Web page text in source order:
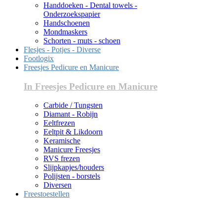
Handdoeken - Dental towels -
Onderzoekspapier
Handschoenen
Mondmaskers
Schorten - muts - schoen
Flesjes - Potjes - Diverse
Footlogix
Freesjes Pedicure en Manicure
In Freesjes Pedicure en Manicure
Carbide / Tungsten
Diamant - Robijn
Eeltfrezen
Eeltpit & Likdoorn
Keramische
Manicure Freesjes
RVS frezen
Slijpkapjes/houders
Polijsten - borstels
Diversen
Freestoestellen